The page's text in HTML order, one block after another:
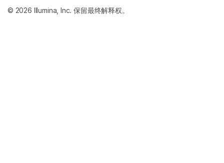
© 2026 Illumina, Inc. 保留最终解释权。